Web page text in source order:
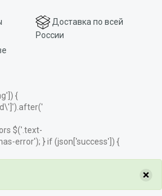
Доставка по всей
России
{
$('.text-
error'); } if (json['success']) {
×